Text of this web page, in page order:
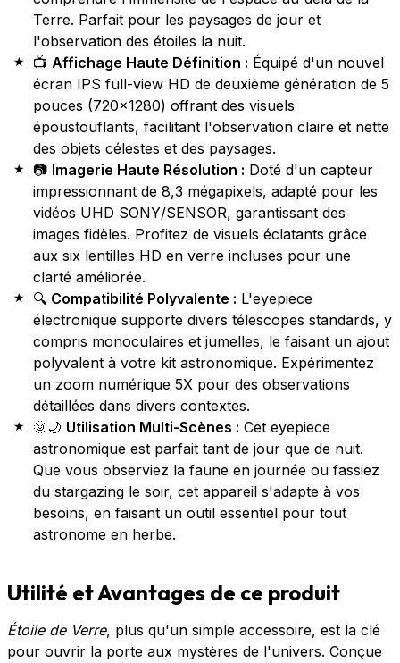
Terre. Parfait pour les paysages de jour et
l'observation des étoiles la nuit.
📺 Affichage Haute Définition : Équipé d'un nouvel
écran IPS full-view HD de deuxième génération de 5
pouces (720x1280) offrant des visuels
époustouflants, facilitant l'observation claire et nette
des objets célestes et des paysages.
📷 Imagerie Haute Résolution : Doté d'un capteur
impressionnant de 8,3 mégapixels, adapté pour les
vidéos UHD SONY/SENSOR, garantissant des
images fidèles. Profitez de visuels éclatants grâce
aux six lentilles HD en verre incluses pour une
clarté améliorée.
🔍 Compatibilité Polyvalente : L'eyepiece
électronique supporte divers télescopes standards, y
compris monoculaires et jumelles, le faisant un ajout
polyvalent à votre kit astronomique. Expérimentez
un zoom numérique 5X pour des observations
détaillées dans divers contextes.
🌞🌙 Utilisation Multi-Scènes : Cet eyepiece
astronomique est parfait tant de jour que de nuit.
Que vous observiez la faune en journée ou fassiez
du stargazing le soir, cet appareil s'adapte à vos
besoins, en faisant un outil essentiel pour tout
astronome en herbe.
Utilité et Avantages de ce produit
Étoile de Verre, plus qu'un simple accessoire, est la clé
pour ouvrir la porte aux mystères de l'univers. Conçue